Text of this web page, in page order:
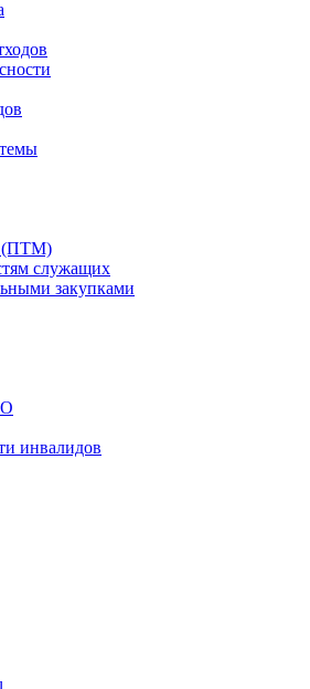
(ПТМ)
служащих
закупками
инвалидов